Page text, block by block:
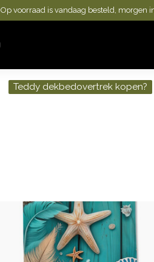
Op voorraad is vandaag besteld, morgen
Teddy dekbedovertrek kopen?